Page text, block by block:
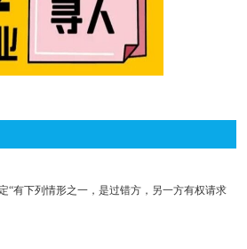
下列情形之一，是过错方，另一方有权请求